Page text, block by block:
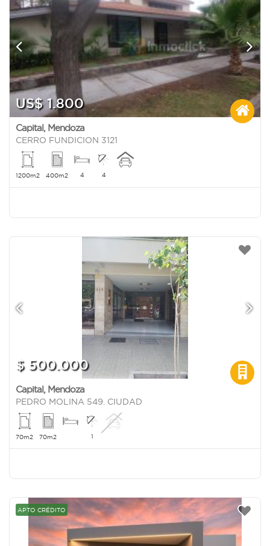
US$ 1.800
Capital, Mendoza
CERRO FUNDICION 3121
1200m2 400m2 4 4
$ 500.000
Capital, Mendoza
PEDRO MOLINA 549. CIUDAD
70m2 70m2 1
APTO CRÉDITO